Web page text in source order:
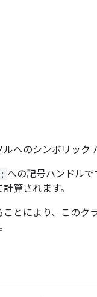
へのシンボリック
への記号ハンドル
算されます。
とにより、このク